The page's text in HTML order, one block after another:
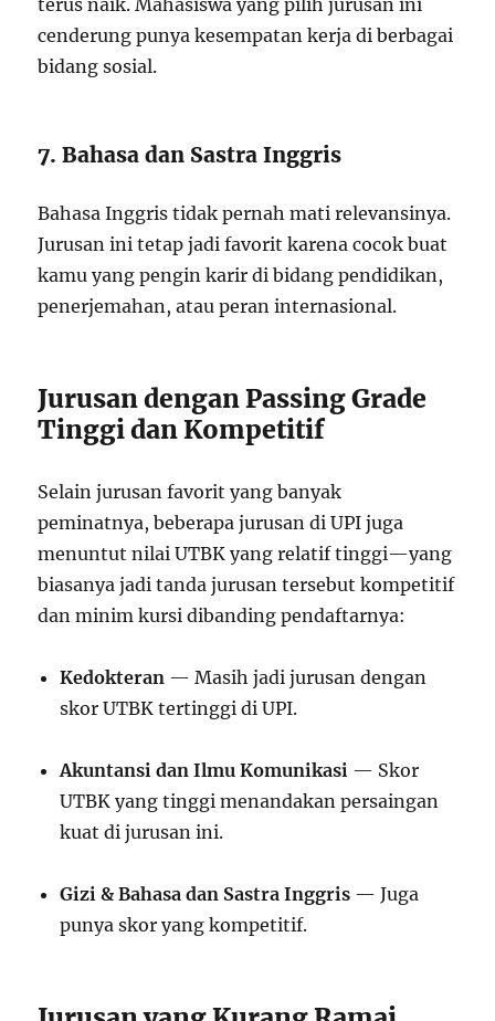
cenderung punya kesempatan kerja di berbagai
bidang sosial.
7. Bahasa dan Sastra Inggris
Bahasa Inggris tidak pernah mati relevansinya.
Jurusan ini tetap jadi favorit karena cocok buat
kamu yang pengin karir di bidang pendidikan,
penerjemahan, atau peran internasional.
Jurusan dengan Passing Grade
Tinggi dan Kompetitif
Selain jurusan favorit yang banyak
peminatnya, beberapa jurusan di UPI juga
menuntut nilai UTBK yang relatif tinggi—yang
biasanya jadi tanda jurusan tersebut kompetitif
dan minim kursi dibanding pendaftarnya:
Kedokteran — Masih jadi jurusan dengan
skor UTBK tertinggi di UPI.
Akuntansi dan Ilmu Komunikasi — Skor
UTBK yang tinggi menandakan persaingan
kuat di jurusan ini.
Gizi & Bahasa dan Sastra Inggris — Juga
punya skor yang kompetitif.